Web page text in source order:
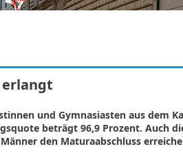
erlangt
und Gymnasiasten aus dem
beträgt 96,9 Prozent. Auch
den Maturaabschluss